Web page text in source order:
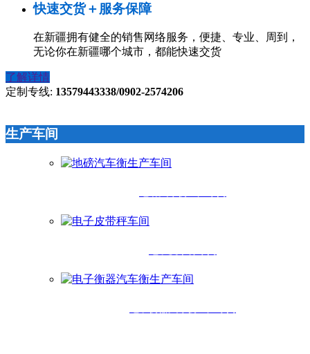
快速交货＋服务保障
在新疆拥有健全的销售网络服务，便捷、专业、周到，
无论你在新疆哪个城市，都能快速交货
了解详情
定制专线: 13579443338/0902-2574206
生产车间